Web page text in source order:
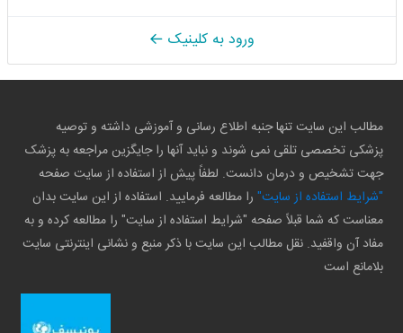
ورود به کلینیک
مطالب این سایت تنها جنبه اطلاع رسانی و آموزشی داشته و توصیه
پزشکی تخصصی تلقی نمی شوند و نباید آنها را جایگزین مراجعه به پزشک
جهت تشخیص و درمان دانست. لطفاً پیش از استفاده از سایت صفحه
"شرایط استفاده از سایت" را مطالعه فرمایید. استفاده از این سایت بدان
معناست که شما قبلاً صفحه "شرایط استفاده از سایت" را مطالعه کرده و به
مفاد آن واقفید. نقل مطالب این سایت با ذکر منبع و نشانی اینترنتی سایت
بلامانع است